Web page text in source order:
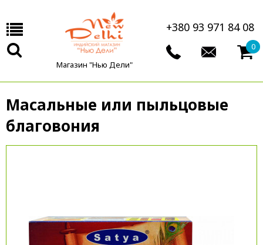
Магазин "Нью Дели"
+380 93 971 84 08
0
Масальные или пыльцовые
благовония